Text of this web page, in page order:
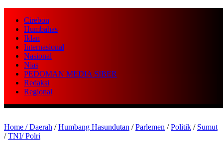
Cirebon
Humbahas
Iklan
Internasional
Nasional
Nias
PEDOMAN MEDIA SIBER
Redaksi
Regional
Home /Daerah /Humbang Hasundutan /Parlemen /Politik / Sumut
/TNI/ Polri